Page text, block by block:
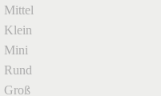
Mittel
Klein
Mini
Rund
Groß